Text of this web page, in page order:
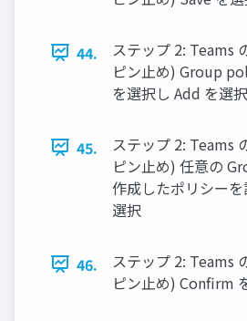
44.
ステップ 2: Teams
ピン止め) Group
を選択し Add を選択
45.
ステップ 2: Teams
ピン止め) 任意の
作成したポリシー
選択
46.
ステップ 2: Teams
ピン止め) Confirm